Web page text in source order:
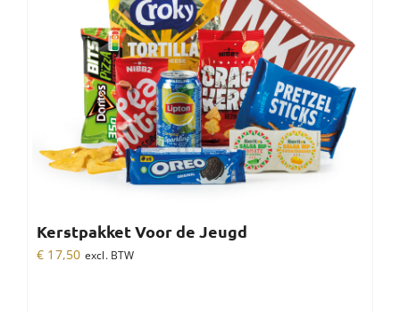
Kerstpakket Voor de Jeugd
€ 17,50 excl. BTW